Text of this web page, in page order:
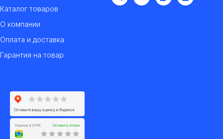
Каталог товаров
О компании
Оплата и доставка
Гарантия на товар